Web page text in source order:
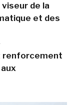
de la
et des
renforcement